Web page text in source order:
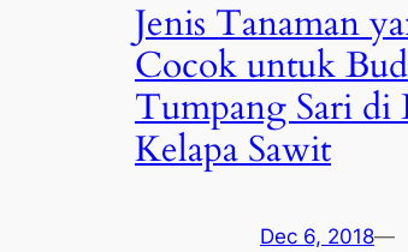
Jenis Tanaman
Cocok untuk
Tumpang Sari di
Kelapa Sawit
Dec 6, 2018—